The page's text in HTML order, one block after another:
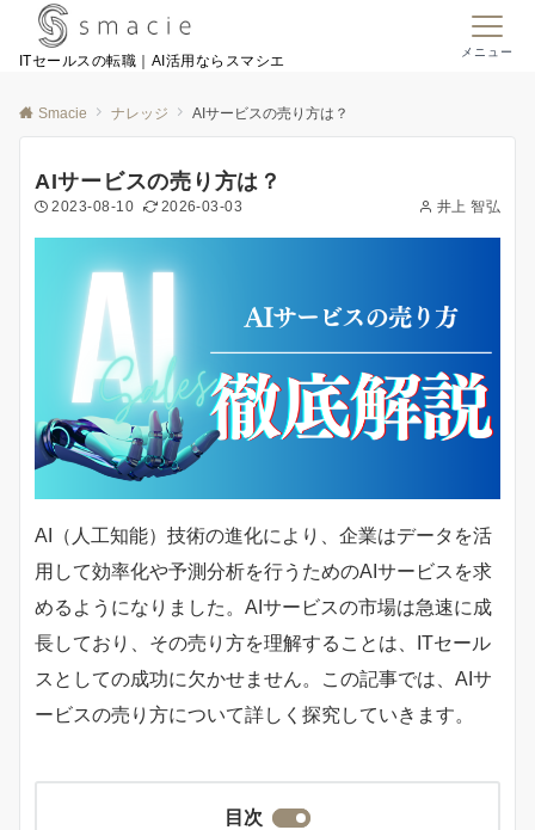
ITセールスの転職｜AI活用ならスマシエ
メニュー
Smacie ナレッジ AIサービスの売り方は？
AIサービスの売り方は？
2023-08-10 2026-03-03 井上 智弘
AI（人工知能）技術の進化により、企業はデータを活
用して効率化や予測分析を行うためのAIサービスを求
めるようになりました。AIサービスの市場は急速に成
長しており、その売り方を理解することは、ITセール
スとしての成功に欠かせません。この記事では、AIサ
ービスの売り方について詳しく探究していきます。
目次